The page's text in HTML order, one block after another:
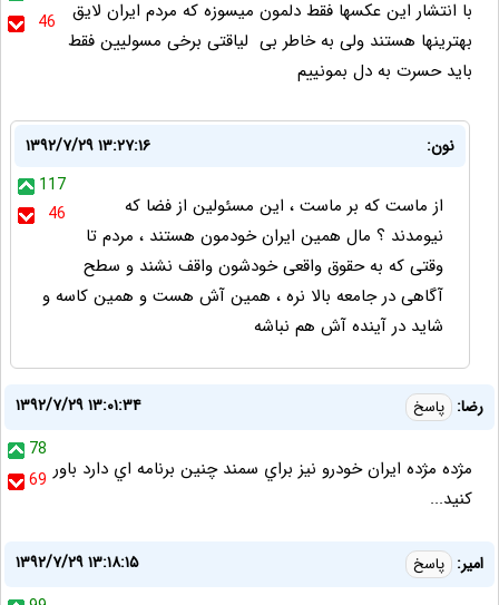
46
با انتشار این عکسها فقط دلمون میسوزه که مردم ایران لایق
بهترینها هستند ولی به خاطر بی لیاقتی برخی مسولیین فقط
باید حسرت به دل بمونییم
نون:
۱۳۹۲/۷/۲۹ ۱۳:۲۷:۱۶
117
46
از ماست که بر ماست ، این مسئولین از فضا که
نیومدند ؟ مال همین ایران خودمون هستند ، مردم تا
وقتی که به حقوق واقعی خودشون واقف نشند و سطح
آگاهی در جامعه بالا نره ، همین آش هست و همین کاسه و
شاید در آینده آش هم نباشه
رضا: پاسخ
۱۳۹۲/۷/۲۹ ۱۳:۰۱:۳۴
78
69 م‍‍ژده م‍ژده ايران خودرو نيز براي سمند چنين برنامه اي دارد باور
كنيد...
امیر: پاسخ
۱۳۹۲/۷/۲۹ ۱۳:۱۸:۱۵